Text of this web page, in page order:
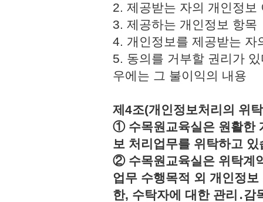
2. 제공받는 자의 개인정
3. 제공하는 개인정보
4. 개인정보를 제공받는
5. 동의를 거부할 권리가
우에는 그 불이익의 내용
제4조(개인정보처리의 위
① 수목원교육실은 원활한
보 처리업무를 위탁하고
② 수목원교육실은 위탁계
업무 수행목적 외 개인정
한, 수탁자에 대한 관리․감